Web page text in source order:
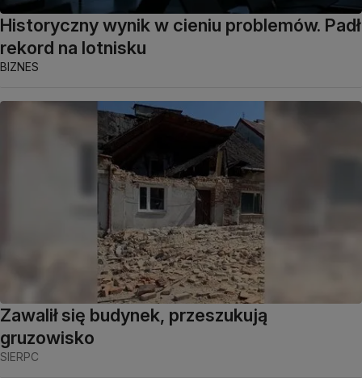
Historyczny wynik w cieniu problemów. Padł
rekord na lotnisku
BIZNES
Zawalił się budynek, przeszukują
gruzowisko
SIERPC